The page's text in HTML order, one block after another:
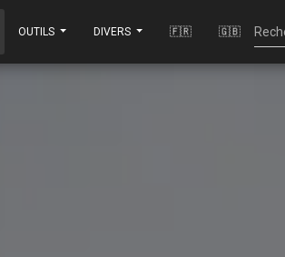
OUTILS DIVERS 🇫🇷 🇬🇧